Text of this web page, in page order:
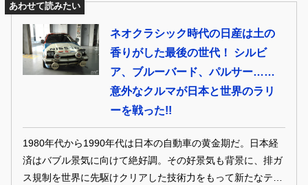
あわせて読みたい
ネオクラシック時代の日産は土の
香りがした最後の世代！ シルビ
ア、ブルーバード、パルサー……
意外なクルマが日本と世界のラリ
ーを戦った!!
1980年代から1990年代は日本の自動車の黄金期だ。日本経
済はバブル景気に向けて絶好調。その好景気も背景に、排ガ
ス規制を世界に先駆けクリアした技術力をもって新たなテク